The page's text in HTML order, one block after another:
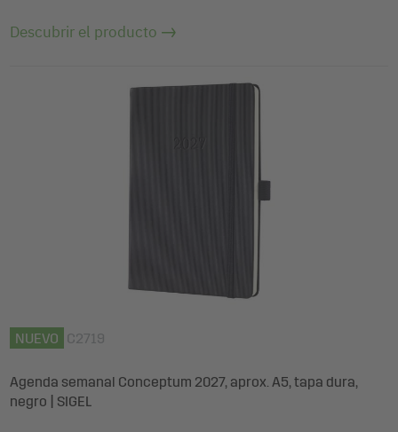
Descubrir el producto
NUEVO C2719
Agenda semanal Conceptum 2027, aprox. A5, tapa dura,
negro | SIGEL